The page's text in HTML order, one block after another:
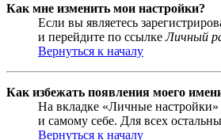
Как мне изменить мои настройки?
Если вы являетесь
и перейдите по ссылкеЛичный
Вернуться к началу
Как избежать появления моего
На вкладке «Личные
и самому себе. Для всех
Вернуться к началу